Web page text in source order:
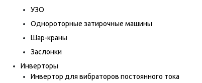
УЗО
Однороторные затирочные машины
Шар-краны
Заслонки
Инверторы
Инвертор для вибраторов постоянного тока